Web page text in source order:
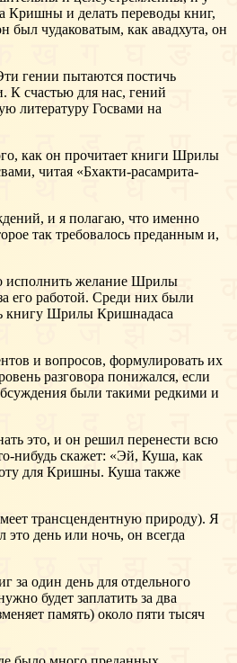
Кришны и делать переводы книг,
чудаковатым, как авадхута, он
гении пытаются постичь
К счастью для нас, гений
литературу Госвами на
как он прочитает книги Шрилы
читая «Бхакти-расамрита-
и я полагаю, что именно
так требовалось преданным и,
исполнить желание Шрилы
его работой. Среди них были
книгу Шрилы Кришнадаса
и вопросов, формулировать их
разговора понижался, если
были такими редкими и
это, и он решил перенести всю
нибудь скажет: «Эй, Куша, как
для Кришны. Куша также
трансцендентную природу). Я
день или ночь, он всегда
за один день для отдельного
будет заплатить за два
память) около пяти тысяч